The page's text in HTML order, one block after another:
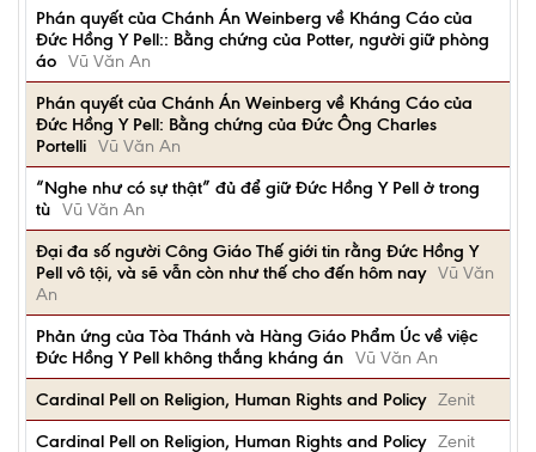
Phán quyết của Chánh Án Weinberg về Kháng Cáo của
Đức Hồng Y Pell:: Bằng chứng của Potter, người giữ phòng
áo Vũ Văn An
Phán quyết của Chánh Án Weinberg về Kháng Cáo của
Đức Hồng Y Pell: Bằng chứng của Đức Ông Charles
Portelli Vũ Văn An
“Nghe như có sự thật” đủ để giữ Đức Hồng Y Pell ở trong
tù Vũ Văn An
Đại đa số người Công Giáo Thế giới tin rằng Đức Hồng Y
Pell vô tội, và sẽ vẫn còn như thế cho đến hôm nay Vũ Văn
An
Phản ứng của Tòa Thánh và Hàng Giáo Phẩm Úc về việc
Đức Hồng Y Pell không thắng kháng án Vũ Văn An
Cardinal Pell on Religion, Human Rights and Policy Zenit
Cardinal Pell on Religion, Human Rights and Policy Zenit